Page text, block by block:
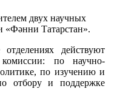
двух научных
«Фәнни Татарстан».
действуют
по научно-
по изучению и
отбору и поддержке